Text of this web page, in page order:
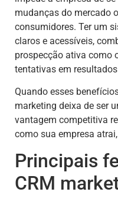
mudanças do mercado
consumidores. Ter um
claros e acessíveis,
prospecção ativa como
tentativas em
Quando esses
marketing deixa de ser
vantagem competitiva
como sua empresa
Principais
CRM